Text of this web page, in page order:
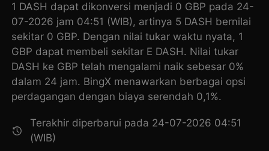
1 DASH dapat dikonversi menjadi 0 GBP pada 24-
07-2026 jam 04:51 (WIB), artinya 5 DASH bernilai
sekitar 0 GBP. Dengan nilai tukar waktu nyata, 1
GBP dapat membeli sekitar E DASH. Nilai tukar
DASH ke GBP telah mengalami naik sebesar 0%
dalam 24 jam. BingX menawarkan berbagai opsi
perdagangan dengan biaya serendah 0,1%.
Terakhir diperbarui pada 24-07-2026 04:51
(WIB)